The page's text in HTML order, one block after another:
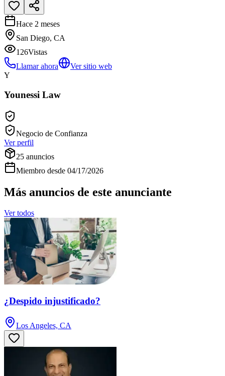
Hace 2 meses
San Diego, CA
126Vistas
Llamar ahora
Ver sitio web
Y
Younessi Law
Negocio de Confianza
Ver perfil
25 anuncios
Miembro desde 04/17/2026
Más anuncios de este anunciante
Ver todos
¿Despido injustificado?
Los Angeles, CA